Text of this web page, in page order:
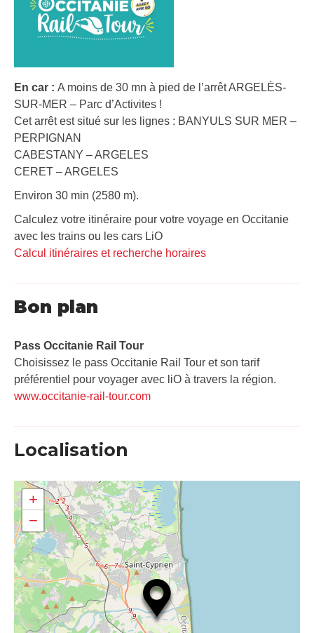
En car : A moins de 30 mn à pied de l’arrêt ARGELÈS-
SUR-MER – Parc d’Activites !
Cet arrêt est situé sur les lignes : BANYULS SUR MER –
PERPIGNAN
CABESTANY – ARGELES
CERET – ARGELES
Environ 30 min (2580 m).
Calculez votre itinéraire pour votre voyage en Occitanie
avec les trains ou les cars LiO
Calcul itinéraires et recherche horaires
Bon plan
Pass Occitanie Rail Tour​
Choisissez le pass Occitanie Rail Tour et son tarif
préférentiel pour voyager avec liO à travers la région.
www.occitanie-rail-tour.com
Localisation
+
−